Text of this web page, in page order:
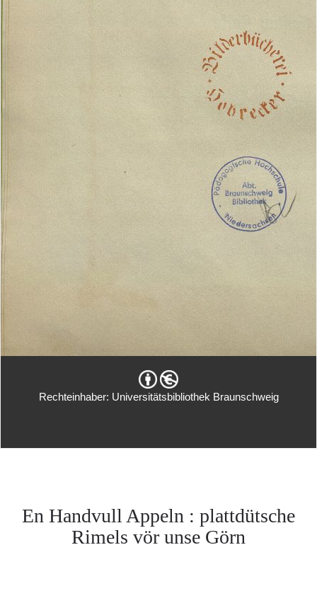
Rechteinhaber: Universitätsbibliothek Braunschweig
En Handvull Appeln : plattdütsche
Rimels vör unse Görn